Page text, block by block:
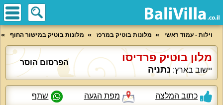
וילות - עמוד ראשי מלונות בוטיק במרכז מלונות בוטיק במישור החוף
מלון בוטיק פרדיסו
יישוב בארץ: נתניה
הפרסום הוסר
כתוב המלצה מפת הגעה שתף